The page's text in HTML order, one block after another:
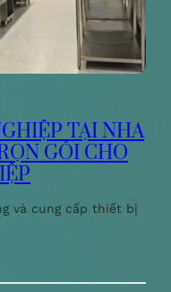
TẠI NHA
GÓI CHO
và cung cấp thiết bị